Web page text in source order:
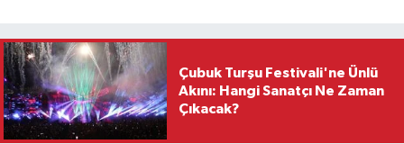
Çubuk Turşu Festivali'ne Ünlü
Akını: Hangi Sanatçı Ne Zaman
Çıkacak?